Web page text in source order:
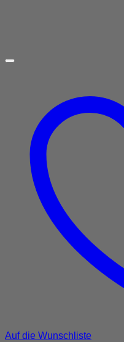
Auf die Wunschliste